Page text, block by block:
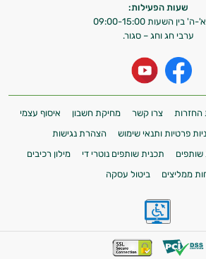
שעות הפעילות:
בין השעות 09:00-15:00
ערבי חג וחג – סגור.
החזרות צרו קשר מחיקת חשבון
איסוף עצמי
פרטיות ותנאי שימוש
הצהרת נגישות
שותפים תכנית שותפים נוטרי די
מילון רכיבים
ממליצים
ביטול עסקה